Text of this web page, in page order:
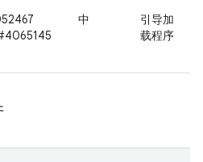
中
引导加
载程序